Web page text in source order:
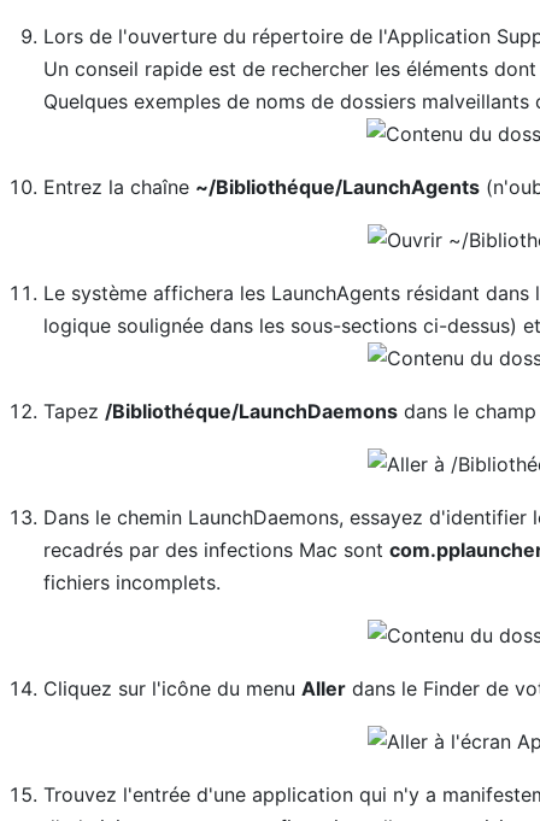
Lors de l'ouverture du répertoire de l'Application
Un conseil rapide est de rechercher les éléments
Quelques exemples de noms de dossiers
Entrez la chaîne ~/Bibliothéque/LaunchAgents
Le système affichera les LaunchAgents résidant
logique soulignée dans les sous-sections ci-dessus)
Tapez /Bibliothéque/LaunchDaemons dans le
Dans le chemin LaunchDaemons, essayez
recadrés par des infections Mac sont
fichiers incomplets.
Cliquez sur l'icône du menuAller dans le Finder de
Trouvez l'entrée d'une application qui n'y a